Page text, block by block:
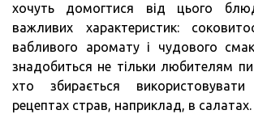
хочуть домогтися від цього
важливих характеристик:
вабливого аромату і чудового
знадобиться не тільки любителям
хто збирається
рецептах страв, наприклад, в салатах.